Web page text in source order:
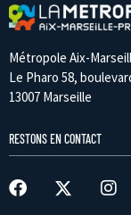
Métropole Aix-
Le Pharo 58,
13007 Marseille
RESTONS EN CONTACT